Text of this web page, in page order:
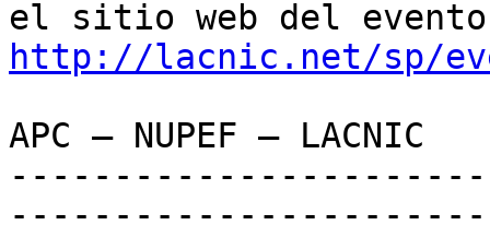
http://lacnic.net/sp/
APC – NUPEF – LACNIC